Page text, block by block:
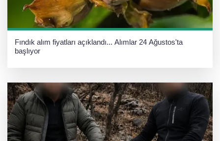
Fındık alım fiyatları açıklandı... Alımlar 24 Ağustos'ta
başlıyor